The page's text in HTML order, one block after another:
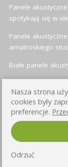
Panele
spotykają się w
Panele
amatroskiego
Białe panele
INFORMACJE O
Przy każdym
standardowo
Nasza strona
cookies były
preferencje.
Odrzuć